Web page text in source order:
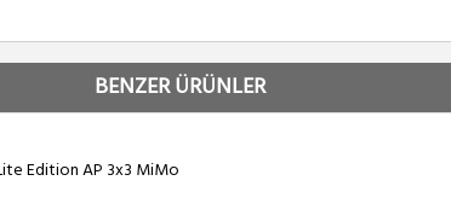
BENZER ÜRÜNLER
Edition AP 3x3 MiMo